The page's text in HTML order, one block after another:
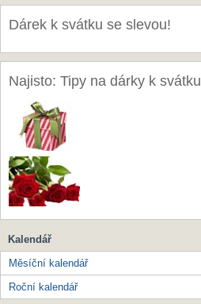
Dárek k svátku se slevou!
Najisto: Tipy na dárky k svátku
Kalendář
Měsíční kalendář
Roční kalendář